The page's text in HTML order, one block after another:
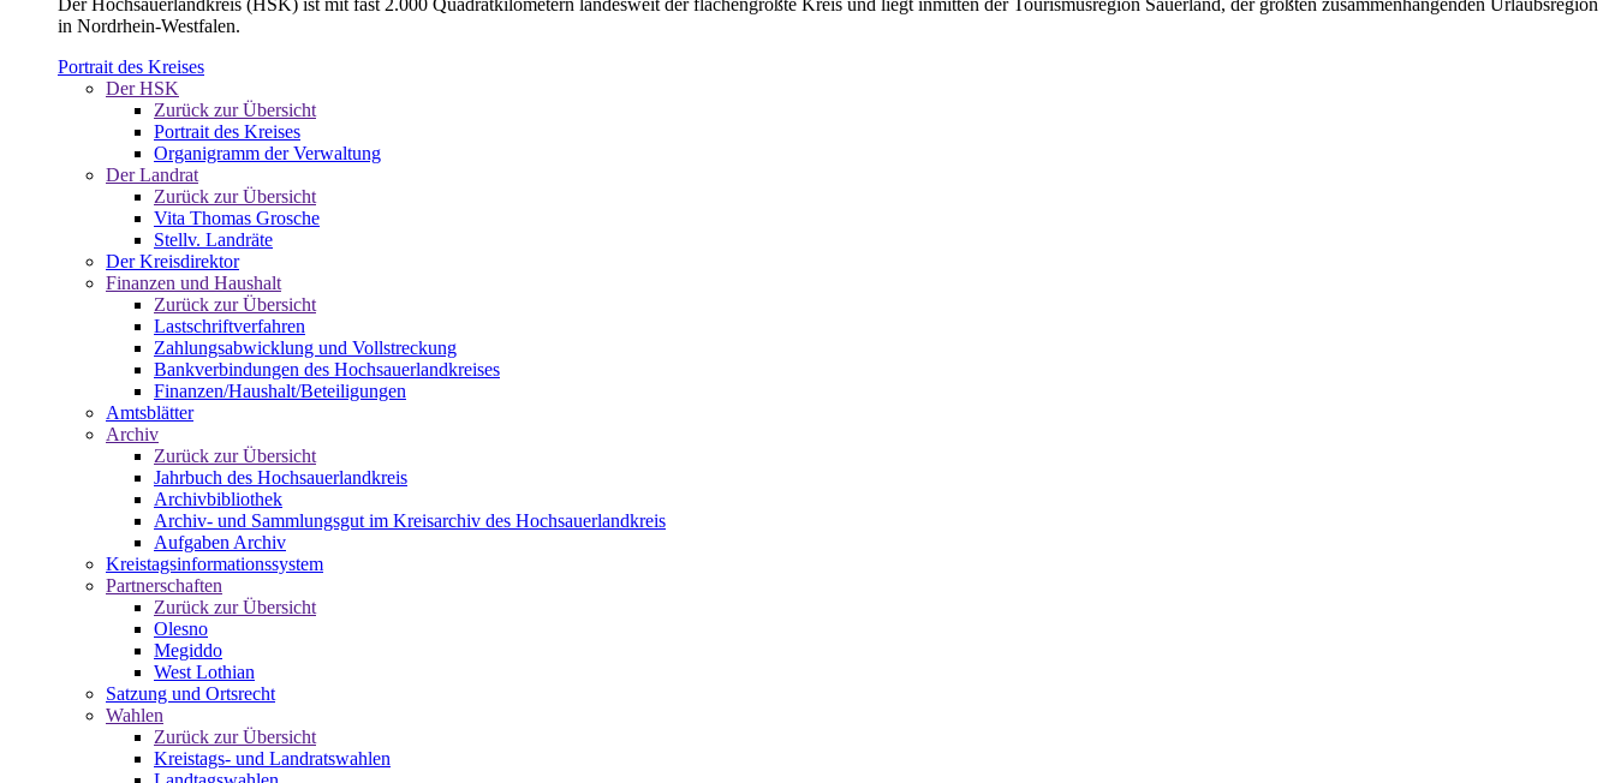
in Nordrhein-Westfalen.
Portrait des Kreises
Der HSK
Zurück zur Übersicht
Portrait des Kreises
Organigramm der Verwaltung
Der Landrat
Zurück zur Übersicht
Vita Thomas Grosche
Stellv. Landräte
Der Kreisdirektor
Finanzen und Haushalt
Zurück zur Übersicht
Lastschriftverfahren
Zahlungsabwicklung und Vollstreckung
Bankverbindungen des Hochsauerlandkreises
Finanzen/Haushalt/Beteiligungen
Amtsblätter
Archiv
Zurück zur Übersicht
Jahrbuch des Hochsauerlandkreis
Archivbibliothek
Archiv- und Sammlungsgut im Kreisarchiv des Hochsauerlandkreis
Aufgaben Archiv
Kreistagsinformationssystem
Partnerschaften
Zurück zur Übersicht
Olesno
Megiddo
West Lothian
Satzung und Ortsrecht
Wahlen
Zurück zur Übersicht
Kreistags- und Landratswahlen